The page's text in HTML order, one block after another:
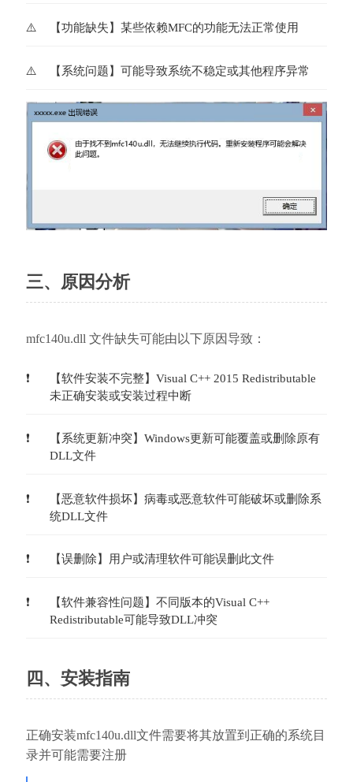
【功能缺失】某些依赖MFC的功能无法正常使用
【系统问题】可能导致系统不稳定或其他程序异常
三、原因分析
mfc140u.dll 文件缺失可能由以下原因导致：
【软件安装不完整】Visual C++ 2015 Redistributable
未正确安装或安装过程中断
【系统更新冲突】Windows更新可能覆盖或删除原有
DLL文件
【恶意软件损坏】病毒或恶意软件可能破坏或删除系
统DLL文件
【误删除】用户或清理软件可能误删此文件
【软件兼容性问题】不同版本的Visual C++
Redistributable可能导致DLL冲突
四、安装指南
正确安装mfc140u.dll文件需要将其放置到正确的系统目
录并可能需要注册